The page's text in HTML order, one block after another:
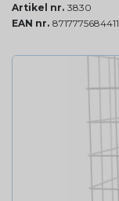
Artikel nr. 3830
EAN nr. 8717775684411